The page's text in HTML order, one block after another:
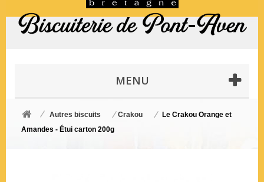
MENU
Autres biscuits Crakou
Le Crakou Orange et
Amandes - Étui carton 200g